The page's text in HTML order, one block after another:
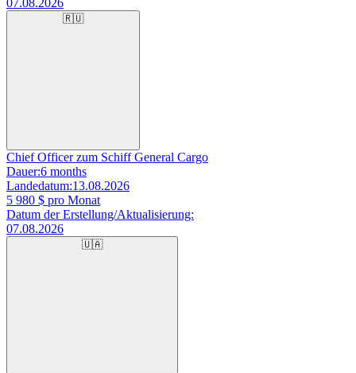
🇷🇺
Chief Officer zum Schiff General Cargo
Dauer:6 months
Landedatum:13.08.2026
5 980 $ pro Monat
Datum der Erstellung/Aktualisierung:
07.08.2026
🇺🇦